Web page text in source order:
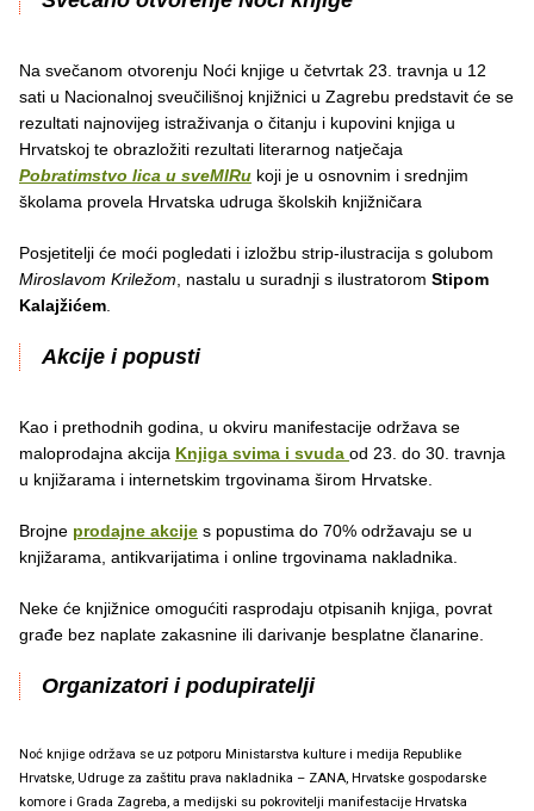
Na svečanom otvorenju Noći knjige u četvrtak 23. travnja u 12
sati u Nacionalnoj sveučilišnoj knjižnici u Zagrebu predstavit će se
rezultati najnovijeg istraživanja o čitanju i kupovini knjiga u
Hrvatskoj te obrazložiti rezultati literarnog natječaja
Pobratimstvo lica u sveMIRu koji je u osnovnim i srednjim
školama provela Hrvatska udruga školskih knjižničara
Posjetitelji će moći pogledati i izložbu strip-ilustracija s golubom
Miroslavom Kriležom , nastalu u suradnji s ilustratorom Stipom
Kalajžićem
Akcije i popusti
Kao i prethodnih godina, u okviru manifestacije održava se
maloprodajna akcija Knjiga svima i svuda od 23. do 30. travnja
u knjižarama i internetskim trgovinama širom Hrvatske.
Brojne prodajne akcije s popustima do 70% održavaju se u
knjižarama, antikvarijatima i online trgovinama nakladnika.
Neke će knjižnice omogućiti rasprodaju otpisanih knjiga, povrat
građe bez naplate zakasnine ili darivanje besplatne članarine.
Organizatori i podupiratelji
Noć knjige održava se uz potporu Ministarstva kulture i medija Republike
Hrvatske, Udruge za zaštitu prava nakladnika – ZANA, Hrvatske gospodarske
komore i Grada Zagreba, a medijski su pokrovitelji manifestacije Hrvatska